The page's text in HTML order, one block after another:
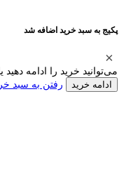
پکیج به سبد خرید اضافه شد
می‌توانید خرید را ادامه دهید
ادامه خرید رفتن به سبد